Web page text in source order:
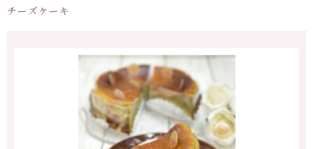
チーズケーキ